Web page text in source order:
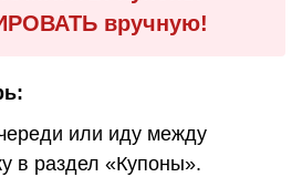
вручную!
или иду между
в раздел «Купоны».